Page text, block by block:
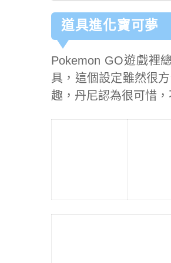
道具進化寶可夢
Pokemon GO遊戲裡
具，這個設定雖然很
趣，丹尼認為很可惜